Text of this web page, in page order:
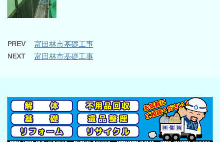
PREV 富田林市基礎工事
NEXT 富田林市基礎工事